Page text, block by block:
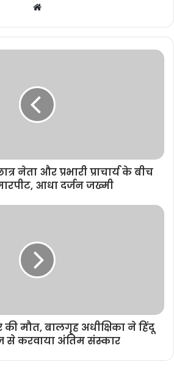
b
s
e
नेता और प्रभारी प्राचार्य के बीच
आधा दर्जन जख्मी
मौत, बालगृह अधीक्षिका ने हिंदू
से करवाया अंतिम संस्कार